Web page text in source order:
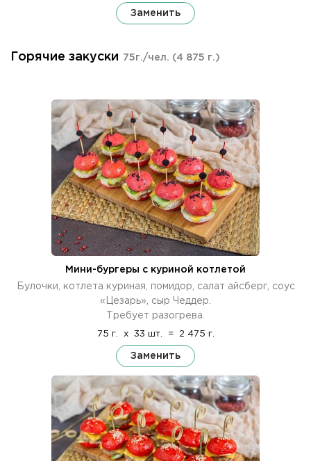
Заменить
Горячие закуски 75г./чел. (4 875 г.)
Мини-бургеры с куриной котлетой
Булочки, котлета куриная, помидор, салат айсберг, соус
«Цезарь», сыр Чеддер.
Требует разогрева.
75 г. x 33 шт. = 2 475 г.
Заменить